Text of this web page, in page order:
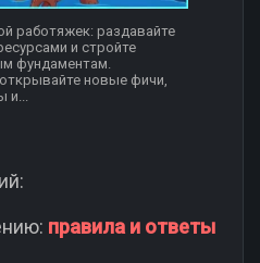
работяжек: раздавайте
и стройте
фундаментам.
новые фичи,
и...
правила и ответы